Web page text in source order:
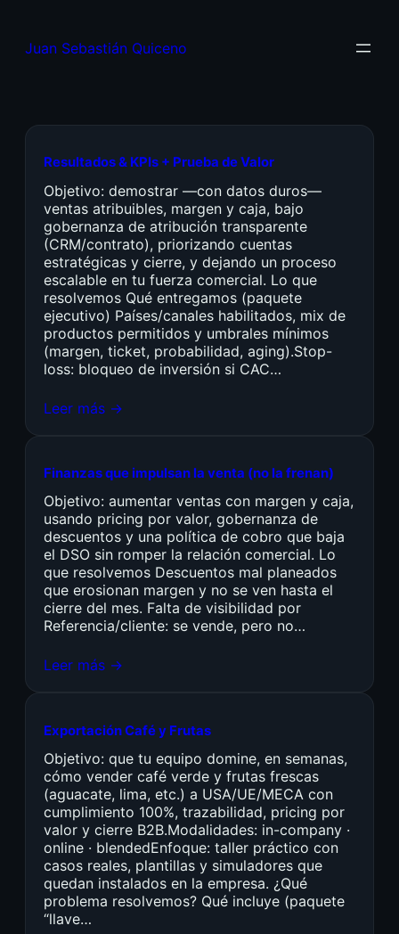
Juan Sebastián Quiceno
Resultados & KPIs + Prueba de Valor
Objetivo: demostrar —con datos duros—
ventas atribuibles, margen y caja, bajo
gobernanza de atribución transparente
(CRM/contrato), priorizando cuentas
estratégicas y cierre, y dejando un proceso
escalable en tu fuerza comercial. Lo que
resolvemos Qué entregamos (paquete
ejecutivo) Países/canales habilitados, mix de
productos permitidos y umbrales mínimos
(margen, ticket, probabilidad, aging).Stop-
loss: bloqueo de inversión si CAC…
Leer más →
Finanzas que impulsan la venta (no la frenan)
Objetivo: aumentar ventas con margen y caja,
usando pricing por valor, gobernanza de
descuentos y una política de cobro que baja
el DSO sin romper la relación comercial. Lo
que resolvemos Descuentos mal planeados
que erosionan margen y no se ven hasta el
cierre del mes. Falta de visibilidad por
Referencia/cliente: se vende, pero no…
Leer más →
Exportación Café y Frutas
Objetivo: que tu equipo domine, en semanas,
cómo vender café verde y frutas frescas
(aguacate, lima, etc.) a USA/UE/MECA con
cumplimiento 100%, trazabilidad, pricing por
valor y cierre B2B.Modalidades: in-company ·
online · blendedEnfoque: taller práctico con
casos reales, plantillas y simuladores que
quedan instalados en la empresa. ¿Qué
problema resolvemos? Qué incluye (paquete
“llave…